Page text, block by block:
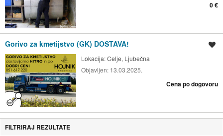
0 €
Gorivo za kmetijstvo (GK) DOSTAVA!
Lokacija:Celje, Ljubečna
Objavljen: 13.03.2025.
Cena po dogovoru
FILTRIRAJ REZULTATE